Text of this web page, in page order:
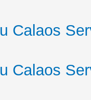
Calaos
Calaos